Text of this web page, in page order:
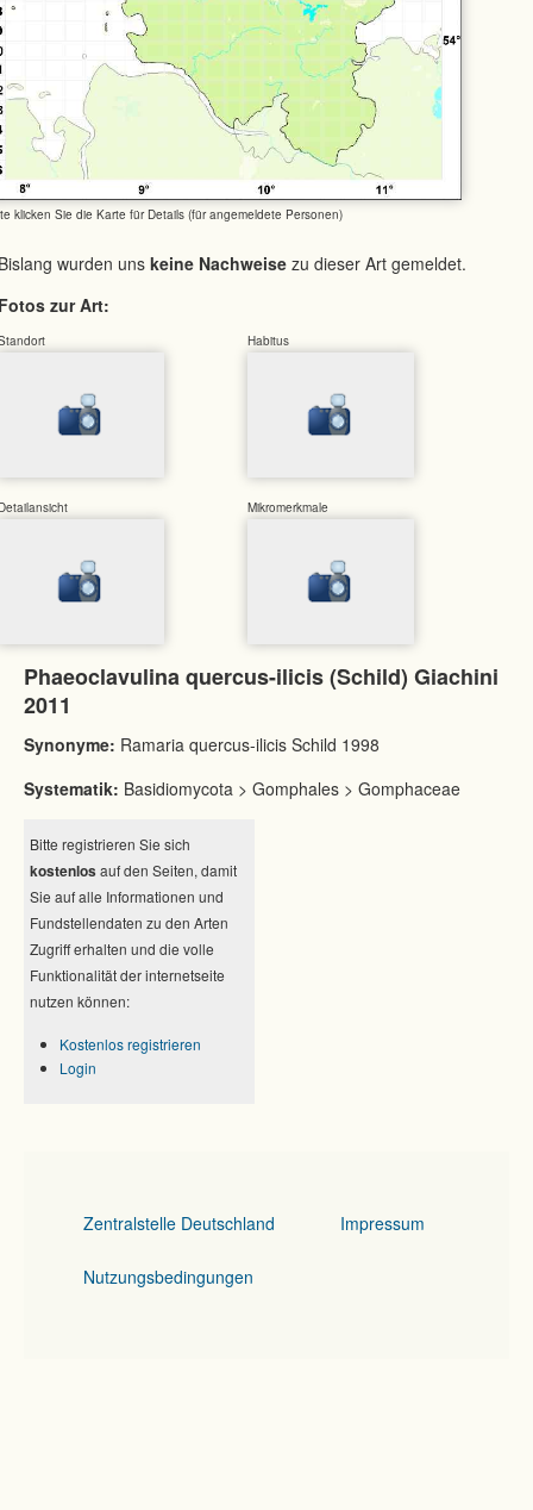
klicken Sie die Karte für Details (für angemeldete Personen)
wurden uns keine Nachweise zu dieser Art gemeldet.
zur Art:
Habitus
Mikromerkmale
Phaeoclavulina quercus-ilicis (Schild) Giachini
2011
Synonyme: Ramaria quercus-ilicis Schild 1998
Systematik: Basidiomycota > Gomphales > Gomphaceae
Bitte registrieren Sie sich
kostenlos auf den Seiten, damit
Sie auf alle Informationen und
Fundstellendaten zu den Arten
Zugriff erhalten und die volle
Funktionalität der internetseite
nutzen können:
Kostenlos registrieren
Login
Zentralstelle Deutschland Impressum
Nutzungsbedingungen